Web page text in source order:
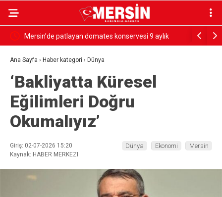
SESSİZ ÇIĞLIK
Ana Sayfa › Haber kategori › Dünya
‘Bakliyatta Küresel
Eğilimleri Doğru
Okumalıyız’
Giriş: 02-07-2026 15:20
Kaynak: HABER MERKEZI
Dünya Ekonomi Mersin